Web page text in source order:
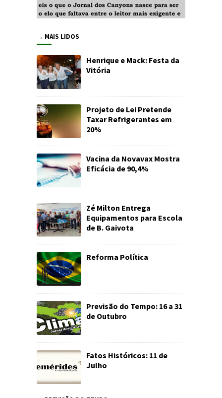
→ MAIS LIDOS
Henrique e Mack: Festa da
Vitória
Projeto de Lei Pretende
Taxar Refrigerantes em
20%
Vacina da Novavax Mostra
Eficácia de 90,4%
Zé Milton Entrega
Equipamentos para Escola
de B. Gaivota
Reforma Política
Previsão do Tempo: 16 a 31
de Outubro
Fatos Históricos: 11 de
Julho